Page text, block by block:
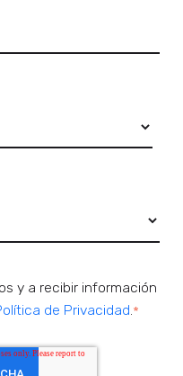
y a recibir información
de Privacidad.*